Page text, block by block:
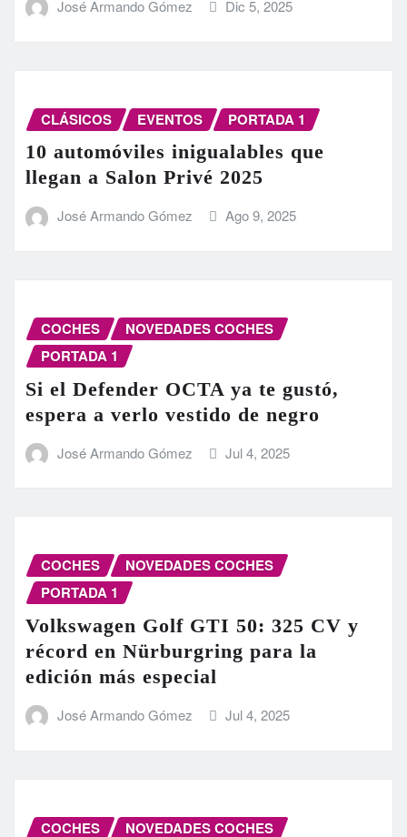
José Armando Gómez Dic 5, 2025
CLÁSICOS EVENTOS PORTADA 1
10 automóviles inigualables que
llegan a Salon Privé 2025
José Armando Gómez Ago 9, 2025
COCHES
NOVEDADES COCHES
PORTADA 1
Si el Defender OCTA ya te gustó,
espera a verlo vestido de negro
José Armando Gómez Jul 4, 2025
COCHES
NOVEDADES COCHES
PORTADA 1
Volkswagen Golf GTI 50: 325 CV y
récord en Nürburgring para la
edición más especial
José Armando Gómez Jul 4, 2025
COCHES
NOVEDADES COCHES